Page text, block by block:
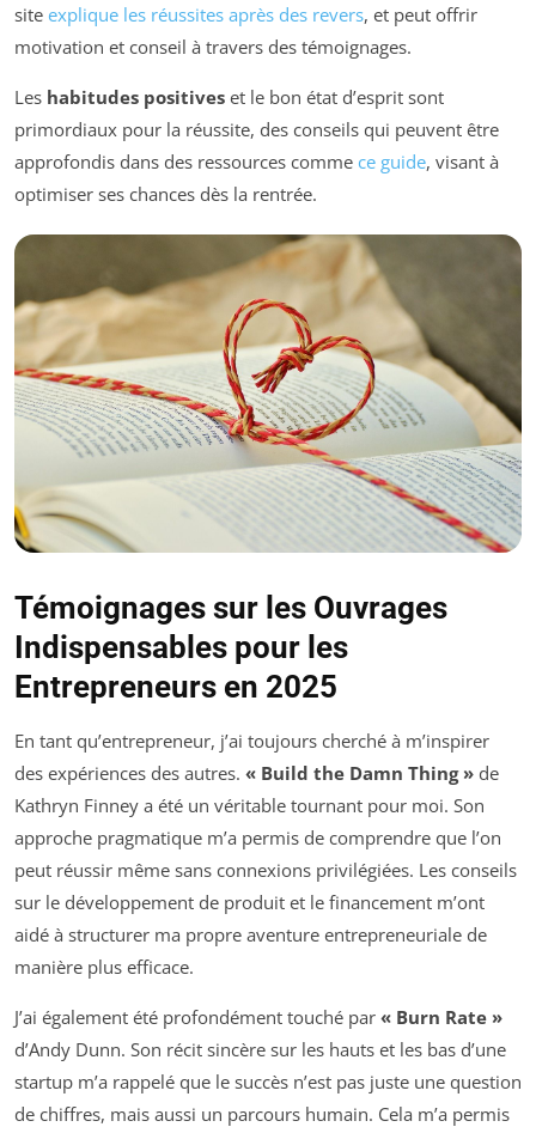
site explique les réussites après des revers, et peut offrir
motivation et conseil à travers des témoignages.
Les habitudes positives et le bon état d’esprit sont
primordiaux pour la réussite, des conseils qui peuvent être
approfondis dans des ressources comme ce guide, visant à
optimiser ses chances dès la rentrée.
Témoignages sur les Ouvrages
Indispensables pour les
Entrepreneurs en 2025
En tant qu’entrepreneur, j’ai toujours cherché à m’inspirer
des expériences des autres. « Build the Damn Thing » de
Kathryn Finney a été un véritable tournant pour moi. Son
approche pragmatique m’a permis de comprendre que l’on
peut réussir même sans connexions privilégiées. Les conseils
sur le développement de produit et le financement m’ont
aidé à structurer ma propre aventure entrepreneuriale de
manière plus efficace.
J’ai également été profondément touché par « Burn Rate »
d’Andy Dunn. Son récit sincère sur les hauts et les bas d’une
startup m’a rappelé que le succès n’est pas juste une question
de chiffres, mais aussi un parcours humain. Cela m’a permis